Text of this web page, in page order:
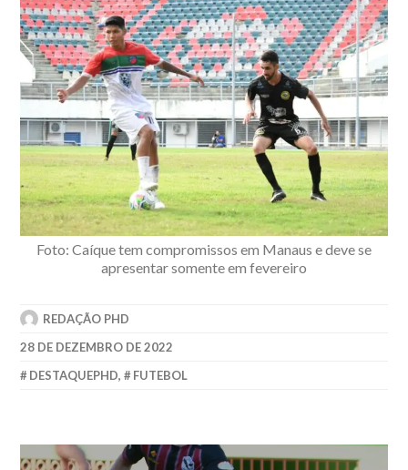
Foto: Caíque tem compromissos em Manaus e deve se
apresentar somente em fevereiro
REDAÇÃO PHD
28 DE DEZEMBRO DE 2022
DESTAQUEPHD, FUTEBOL